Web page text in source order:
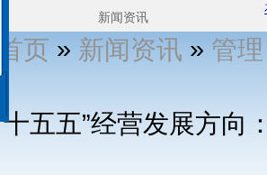
首页 » 新闻资讯 » 管理
五五”经营发展方